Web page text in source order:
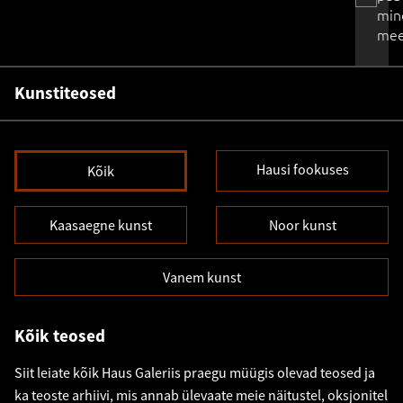
Kunstiteosed
Kõik Hausi fookuses
Kaasaegne kunst Noor kunst
Vanem kunst
Kõik teosed
Siit leiate kõik Haus Galeriis praegu müügis olevad teosed ja
ka teoste arhiivi, mis annab ülevaate meie näitustel, oksjonitel